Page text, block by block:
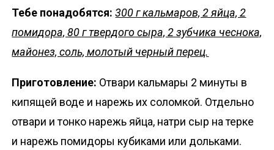
Тебе понадобятся:300 г кальмаров, 2 яйца, 2
помидора, 80 г твердого сыра, 2 зубчика чеснока,
майонез, соль, молотый черный перец.
Приготовление: Отвари кальмары 2 минуты в
кипящей воде и нарежь их соломкой. Отдельно
отвари и тонко нарежь яйца, натри сыр на терке
и нарежь помидоры кубиками или дольками.